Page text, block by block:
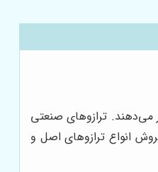
می‌دهند. ترازوهای صنعتی
انواع ترازوهای اصل و